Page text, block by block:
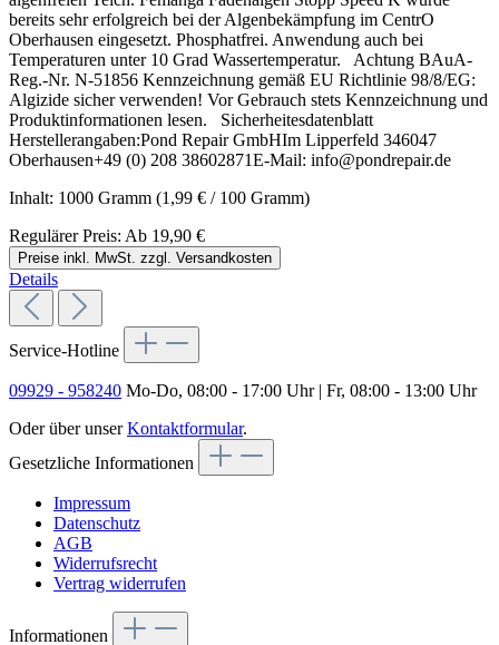
bereits sehr erfolgreich bei der Algenbekämpfung im CentrO
Oberhausen eingesetzt. Phosphatfrei. Anwendung auch bei
Temperaturen unter 10 Grad Wassertemperatur. Achtung BAuA-
Reg.-Nr. N-51856 Kennzeichnung gemäß EU Richtlinie 98/8/EG:
Algizide sicher verwenden! Vor Gebrauch stets Kennzeichnung und
Produktinformationen lesen. Sicherheitesdatenblatt
Herstellerangaben:Pond Repair GmbHIm Lipperfeld 346047
Oberhausen+49 (0) 208 38602871E-Mail: info@pondrepair.de
Inhalt: 1000 Gramm (1,99 € / 100 Gramm)
Regulärer Preis: Ab 19,90 €
Preise inkl. MwSt. zzgl. Versandkosten
Details
Service-Hotline
09929 - 958240 Mo-Do, 08:00 - 17:00 Uhr | Fr, 08:00 - 13:00 Uhr
Oder über unserKontaktformular.
Gesetzliche Informationen
Impressum
Datenschutz
AGB
Widerrufsrecht
Vertrag widerrufen
Informationen